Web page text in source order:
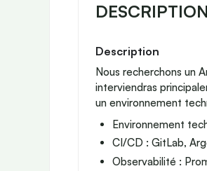
DESCRIPTION
Description
Nous recherchons un
interviendras
un environnement
Environnement
CI/CD : GitLab,
Observabilité :